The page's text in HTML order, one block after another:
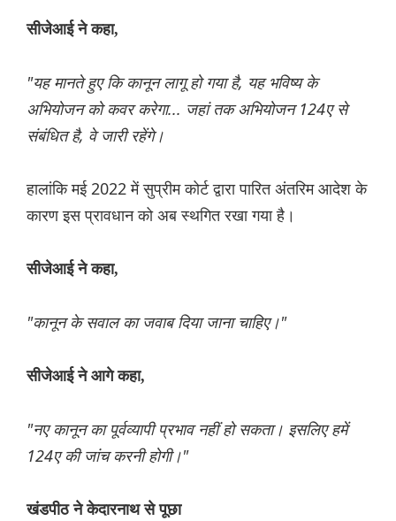
सीजेआई ने कहा,
"यह मानते हुए कि कानून लागू हो गया है, यह भविष्य के
अभियोजन को कवर करेगा... जहां तक अभियोजन 124ए से
संबंधित है, वे जारी रहेंगे।
हालांकि मई 2022 में सुप्रीम कोर्ट द्वारा पारित अंतरिम आदेश के
कारण इस प्रावधान को अब स्थगित रखा गया है।
सीजेआई ने कहा,
"कानून के सवाल का जवाब दिया जाना चाहिए।"
सीजेआई ने आगे कहा,
"नए कानून का पूर्वव्यापी प्रभाव नहीं हो सकता। इसलिए हमें
124ए की जांच करनी होगी।"
खंडपीठ ने केदारनाथ से पूछा